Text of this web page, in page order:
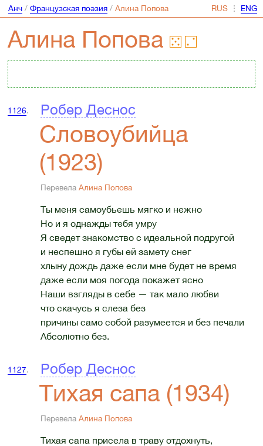
Анч/ Французская поэзия/ Алина Попова ⋮
Алина Попова
1126. Робер Деснос
Словоубийца
(1923)
Перевела Алина Попова
Ты меня самоубьешь мягко и нежно
Но и я однажды тебя умру
Я сведет знакомство с идеальной подругой
и неспешно я губы ей замету снег
хлыну дождь даже если мне будет не время
даже если моя погода покажет ясно
Наши взгляды в себе — так мало любви
что скачусь я слеза без
причины само собой разумеется и без печали
Абсолютно без.
1127. Робер Деснос
Тихая сапа (1934)
Перевела Алина Попова
Тихая сапа присела в траву отдохнуть,